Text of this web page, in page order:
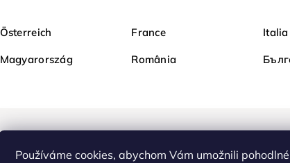
Používáme cookies, abychom Vám umožnili
Österreich France Italia
Magyarország România